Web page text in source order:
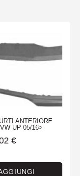
ANTERIORE
UP 05/16>
€